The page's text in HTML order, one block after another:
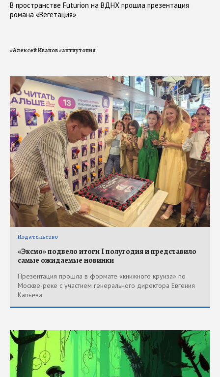
В пространстве Futurion на ВДНХ прошла презентация
романа «Вегетация»
#Алексей Иванов#антиутопия
Издательство
«Эксмо» подвело итоги I полугодия и представило
самые ожидаемые новинки
Презентация прошла в формате «книжного круиза» по
Москве-реке с участием генерального директора Евгения
Капьева